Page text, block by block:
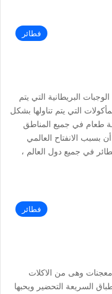
فطائر
البريطانية التي يتم
التي يتم تناولها بشكل
طعام في جميع المناطق
بسبب الانفتاح العالمي
في جميع دول العالم ،
فطائر
وهى من الاكلات
السريعة التحضير ويحبها